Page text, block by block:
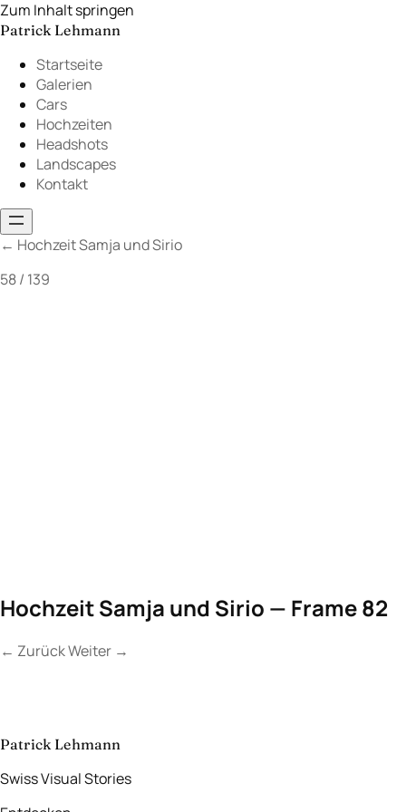
Zum Inhalt springen
Patrick Lehmann
Startseite
Galerien
Cars
Hochzeiten
Headshots
Landscapes
Kontakt
← Hochzeit Samja und Sirio
58 / 139
Hochzeit Samja und Sirio — Frame 82
← ZurückWeiter →
aufnehmen→
Patrick Lehmann
Swiss Visual Stories